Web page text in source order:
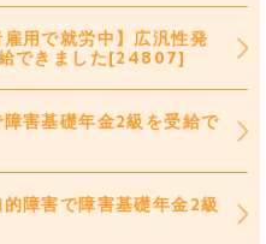
雇用で就労中】広汎性発
できました[24807]
害基礎年金2級を受給で
障害で障害基礎年金2級